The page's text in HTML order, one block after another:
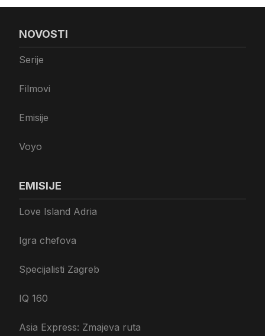
NOVOSTI
Serije
Filmovi
Emisije
Voyo
EMISIJE
Love Island Adria
Igra chefova
Specijalisti Zagreb
IQ 160
Asia Express: Zmajeva ruta